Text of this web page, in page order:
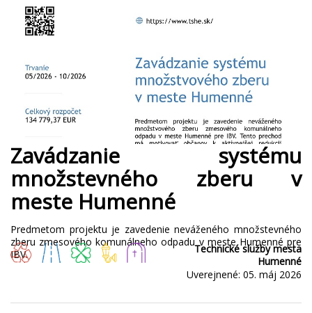
Zavádzanie systému
množstevného zberu v
meste Humenné
Predmetom projektu je zavedenie neváženého množstevného
zberu zmesového komunálneho odpadu v meste Humenné pre
IBV.
Technické služby mesta
Humenné
Uverejnené: 05. máj 2026